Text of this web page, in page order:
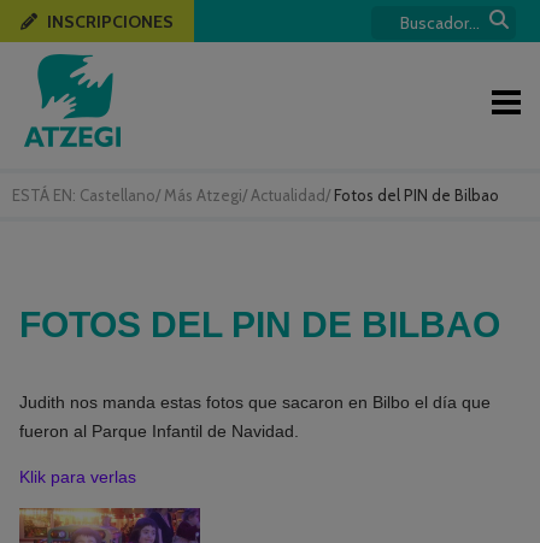
ESTÁ EN: Castellano/ Más Atzegi/ Actualidad/ Fotos del PIN de Bilbao
INSCRIPCIONES
FOTOS DEL PIN DE BILBAO
Judith nos manda estas fotos que sacaron en Bilbo el día que
fueron al Parque Infantil de Navidad.
Klik para verlas